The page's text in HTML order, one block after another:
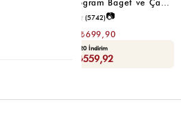
(5742)📷
₺699,90
Yaza Özel Ek %20 İndirim
Sepette : ₺559,92